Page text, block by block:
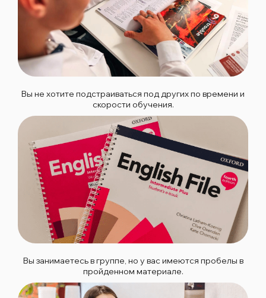
Вы не хотите подстраиваться под других по времени и
скорости обучения.
Вы занимаетесь в группе, но у вас имеются пробелы в
пройденном материале.